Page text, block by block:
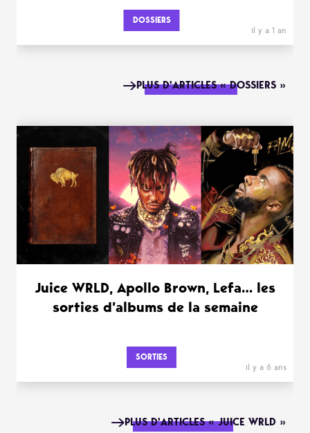
DOSSIERS
il y a 1 an
PLUS D'ARTICLES « DOSSIERS »
Juice WRLD, Apollo Brown, Lefa… les
sorties d’albums de la semaine
SORTIES
il y a 6 ans
PLUS D'ARTICLES « JUICE WRLD »